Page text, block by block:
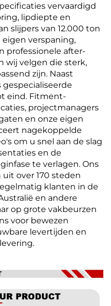
vervaardigd
lipdiepte en
slijpers van 12.000 ton
eigen verspaning,
professionele after-
wij velgen die sterk,
zijn. Naast
eind. Fitment-
projectmanagers
en onze eigen
nagekoppelde
om u snel aan de slag
en de
te verlagen. Ons
over 170 steden
klanten in de
en andere
op grote vakbeurzen
voor bewezen
levertijden en